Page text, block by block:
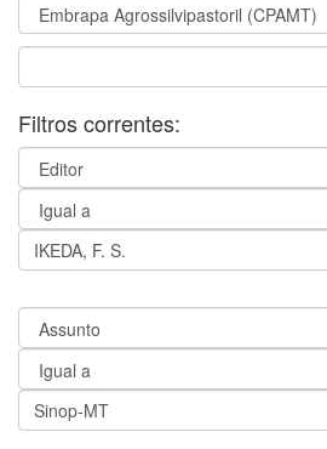
Filtros correntes: